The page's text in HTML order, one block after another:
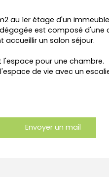
au 1er étage d'un
est composé d'une
accueillir un salon séjour.
l'espace pour une chambre.
de vie avec un
Envoyer un mail